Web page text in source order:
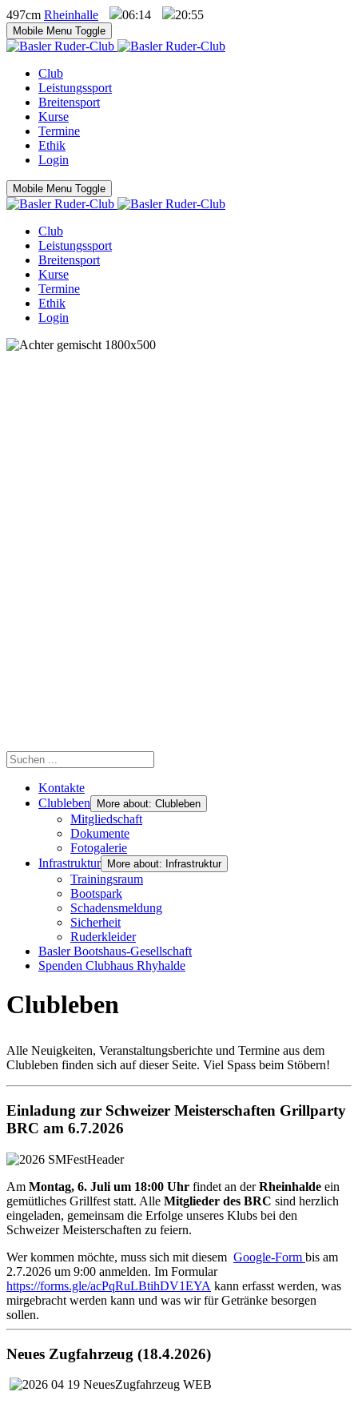
497cm Rheinhalle 06:14 20:55
Mobile Menu Toggle
Club
Leistungssport
Breitensport
Kurse
Termine
Ethik
Login
Mobile Menu Toggle
Club
Leistungssport
Breitensport
Kurse
Termine
Ethik
Login
Kontakte
Clubleben
More about: Clubleben
Mitgliedschaft
Dokumente
Fotogalerie
Infrastruktur
More about: Infrastruktur
Trainingsraum
Bootspark
Schadensmeldung
Sicherheit
Ruderkleider
Basler Bootshaus-Gesellschaft
Spenden Clubhaus Rhyhalde
Clubleben
Alle Neuigkeiten, Veranstaltungsberichte und Termine aus dem
Clubleben finden sich auf dieser Seite. Viel Spass beim Stöbern!
Einladung zur Schweizer Meisterschaften Grillparty
BRC am 6.7.2026
Am Montag, 6. Juli um 18:00 Uhr findet an derRheinhalde ein
gemütliches Grillfest statt. Alle Mitglieder des BRC sind herzlich
eingeladen, gemeinsam die Erfolge unseres Klubs bei den
Schweizer Meisterschaften zu feiern.
Wer kommen möchte, muss sich mit diesem Google-Form bis am
2.7.2026 um 9:00 anmelden. Im Formular
https://forms.gle/acPqRuLBtihDV1EYA kann erfasst werden, was
mirgebracht werden kann und was wir für Getränke besorgen
sollen.
Neues Zugfahrzeug (18.4.2026)